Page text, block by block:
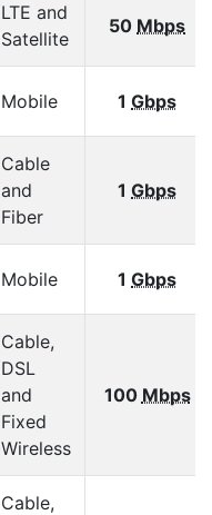
LTE and
Satellite
50 Mbps
Mobile 1 Gbps
Cable
and
Fiber
1 Gbps
Mobile 1 Gbps
Cable,
DSL
and
Fixed
Wireless
100 Mbps
Cable,